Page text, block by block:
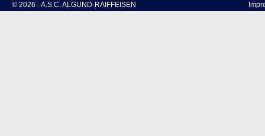
© 2026 - A.S.C. ALGUND-RAIFFEISEN